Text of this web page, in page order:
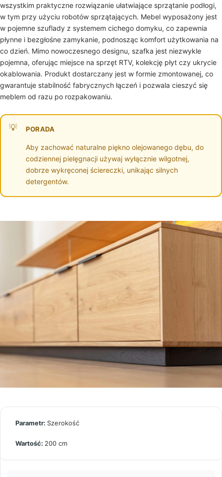
wszystkim praktyczne rozwiązanie ułatwiające sprzątanie podłogi,
w tym przy użyciu robotów sprzątających. Mebel wyposażony jest
w pojemne szuflady z systemem cichego domyku, co zapewnia
płynne i bezgłośne zamykanie, podnosząc komfort użytkowania na
co dzień. Mimo nowoczesnego designu, szafka jest niezwykle
pojemna, oferując miejsce na sprzęt RTV, kolekcję płyt czy ukrycie
okablowania. Produkt dostarczany jest w formie zmontowanej, co
gwarantuje stabilność fabrycznych łączeń i pozwala cieszyć się
meblem od razu po rozpakowaniu.
PORADA
Aby zachować naturalne piękno olejowanego dębu, do
codziennej pielęgnacji używaj wyłącznie wilgotnej,
dobrze wykręconej ściereczki, unikając silnych
detergentów.
Szerokość
200 cm